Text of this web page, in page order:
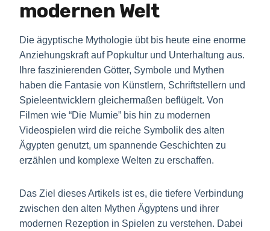
modernen Welt
Die ägyptische Mythologie übt bis heute eine enorme
Anziehungskraft auf Popkultur und Unterhaltung aus.
Ihre faszinierenden Götter, Symbole und Mythen
haben die Fantasie von Künstlern, Schriftstellern und
Spieleentwicklern gleichermaßen beflügelt. Von
Filmen wie “Die Mumie” bis hin zu modernen
Videospielen wird die reiche Symbolik des alten
Ägypten genutzt, um spannende Geschichten zu
erzählen und komplexe Welten zu erschaffen.
Das Ziel dieses Artikels ist es, die tiefere Verbindung
zwischen den alten Mythen Ägyptens und ihrer
modernen Rezeption in Spielen zu verstehen. Dabei